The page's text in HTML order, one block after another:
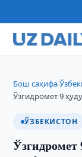
Бош саҳифа›
Ўзгидромет 9
ЎЗБЕКИСТОН
Ўзгидромет